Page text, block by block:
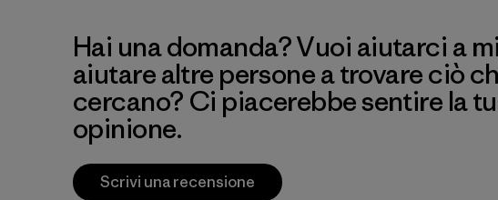
Hai una domanda? Vuoi aiutarci a
aiutare altre persone a trovare ciò
cercano? Ci piacerebbe sentire la
opinione.
Scrivi una recensione